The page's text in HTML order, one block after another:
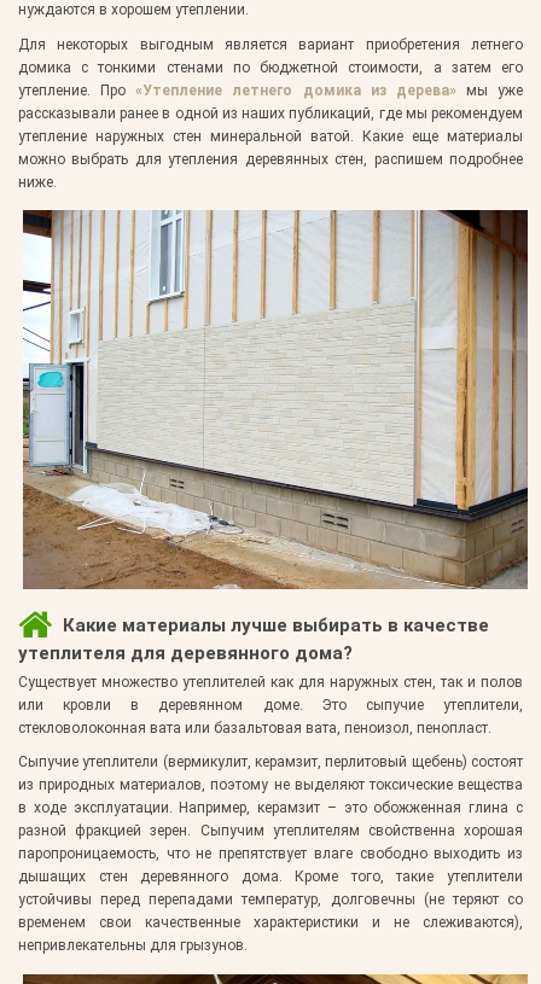
нуждаются в хорошем утеплении.
Для некоторых выгодным является вариант приобретения летнего
домика с тонкими стенами по бюджетной стоимости, а затем его
утепление. Про«Утепление летнего домика из дерева»мы уже
рассказывали ранее в одной из наших публикаций, где мы рекомендуем
утепление наружных стен минеральной ватой. Какие еще материалы
можно выбрать для утепления деревянных стен, распишем подробнее
ниже.
Какие материалы лучше выбирать в качестве
утеплителя для деревянного дома?
Существует множество утеплителей как для наружных стен, так и полов
или кровли в деревянном доме. Это сыпучие утеплители,
стекловолоконная вата или базальтовая вата, пеноизол, пенопласт.
Сыпучие утеплители (вермикулит, керамзит, перлитовый щебень) состоят
из природных материалов, поэтому не выделяют токсические вещества
в ходе эксплуатации. Например, керамзит – это обожженная глина с
разной фракцией зерен. Сыпучим утеплителям свойственна хорошая
паропроницаемость, что не препятствует влаге свободно выходить из
дышащих стен деревянного дома. Кроме того, такие утеплители
устойчивы перед перепадами температур, долговечны (не теряют со
временем свои качественные характеристики и не слеживаются),
непривлекательны для грызунов.